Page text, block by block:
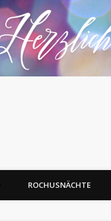
ROCHUSNÄCHTE